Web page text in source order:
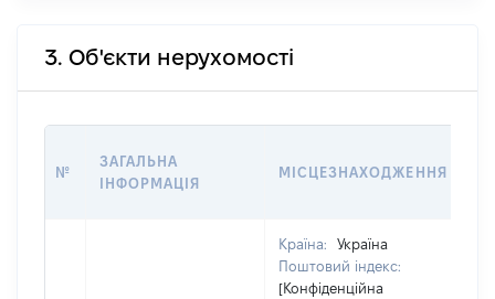
3. Об'єкти нерухомості
№
ЗАГАЛЬНА
ІНФОРМАЦІЯ
МІСЦЕЗНАХОДЖЕННЯ
Країна:
Україна
Поштовий індекс:
[Конфіденційна